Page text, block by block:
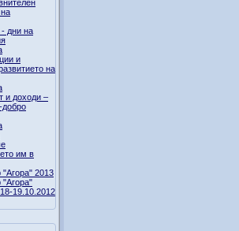
дни на
и
на
и доходи –
добро
им в
"Агора" 2013
"Агора"
19.10.2012